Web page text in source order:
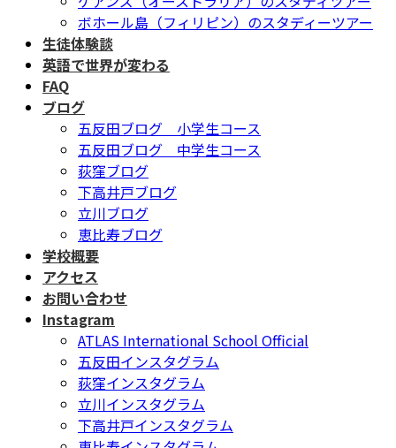
ボホール島（フィリピン）のスタディーツアー
生徒体験談
英語で世界が変わる
FAQ
ブログ
五反田ブログ 小学生コース
五反田ブログ 中学生コース
荻窪ブログ
下高井戸ブログ
立川ブログ
恵比寿ブログ
学校概要
アクセス
お問い合わせ
Instagram
ATLAS International School Official
五反田インスタグラム
荻窪インスタグラム
立川インスタグラム
下高井戸インスタグラム